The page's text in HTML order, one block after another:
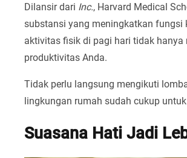
Dilansir dari Inc., Harvard Medical
substansi yang meningkatkan fungsi
aktivitas fisik di pagi hari tidak
produktivitas Anda.
Tidak perlu langsung mengikuti
lingkungan rumah sudah cukup
Suasana Hati Jadi